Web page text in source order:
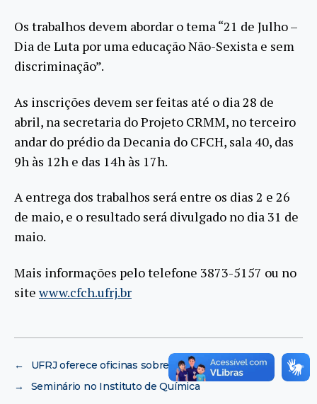
Os trabalhos devem abordar o tema “21 de Julho –
Dia de Luta por uma educação Não-Sexista e sem
discriminação”.
As inscrições devem ser feitas até o dia 28 de
abril, na secretaria do Projeto CRMM, no terceiro
andar do prédio da Decania do CFCH, sala 40, das
9h às 12h e das 14h às 17h.
A entrega dos trabalhos será entre os dias 2 e 26
de maio, e o resultado será divulgado no dia 31 de
maio.
Mais informações pelo telefone 3873-5157 ou no
sitewww.cfch.ufrj.br
←
UFRJ oferece oficinas sobre Diversidade Sexual
→
Seminário no Instituto de Química